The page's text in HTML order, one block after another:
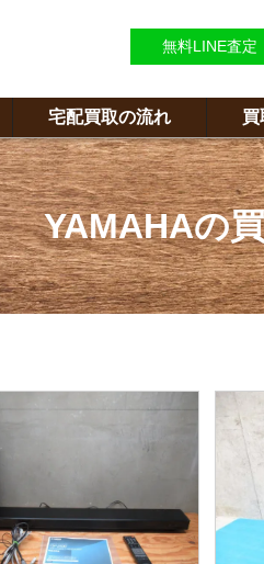
無料LINE査定
宅配買取の流れ 買
YAMAHAの